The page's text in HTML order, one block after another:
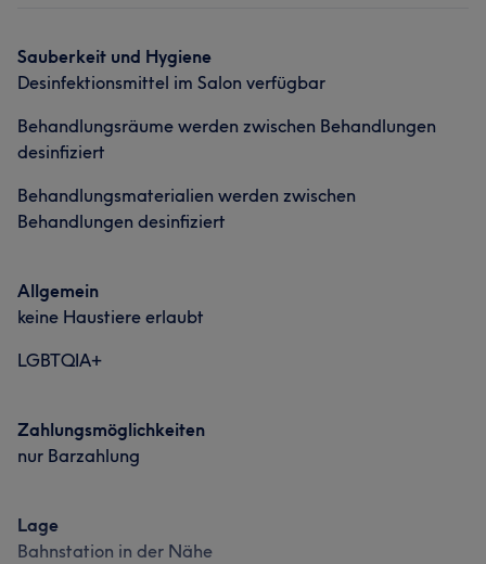
Sauberkeit und Hygiene
Desinfektionsmittel im Salon verfügbar
Behandlungsräume werden zwischen Behandlungen
desinfiziert
Behandlungsmaterialien werden zwischen
Behandlungen desinfiziert
Allgemein
keine Haustiere erlaubt
LGBTQIA+
Zahlungsmöglichkeiten
nur Barzahlung
Lage
Bahnstation in der Nähe